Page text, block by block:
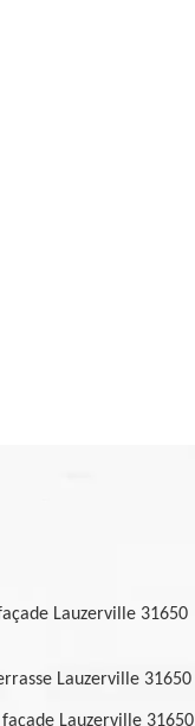
Lauzerville 31650
Lauzerville 31650
Lauzerville 31650